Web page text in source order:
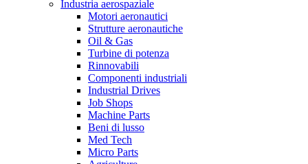
Industria aerospaziale
Motori aeronautici
Strutture aeronautiche
Oil & Gas
Turbine di potenza
Rinnovabili
Componenti industriali
Industrial Drives
Job Shops
Machine Parts
Beni di lusso
Med Tech
Micro Parts